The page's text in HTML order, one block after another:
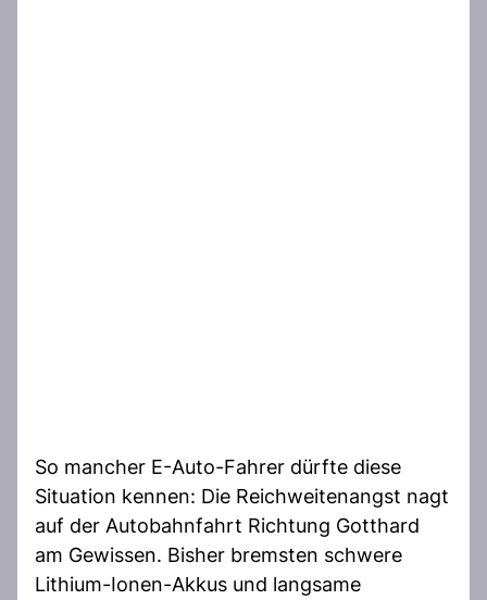
So mancher E-Auto-Fahrer dürfte diese
Situation kennen: Die Reichweitenangst nagt
auf der Autobahnfahrt Richtung Gotthard
am Gewissen. Bisher bremsten schwere
Lithium-Ionen-Akkus und langsame